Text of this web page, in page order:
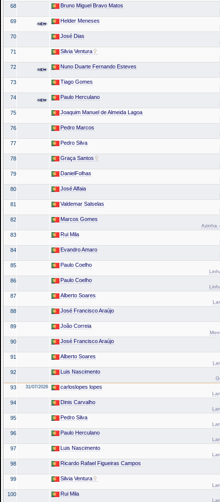
68 Bruno Miguel Bravo Matos
69 Helder Meneses
70 José Dias
71 Silvia Ventura
72 Nuno Duarte Fernando Esteves
73 Tiago Gomes
74 Paulo Herculano
75 Joaquim Manuel de Almeida Lagoa
76 Pedro Marcos
77 Pedro Silva
78 Graça Santos
79 DanielFolhas
80 José Alfaia
81 Valdemar Salselas
82 Marcos Gomes
Azinha
83 Rui Mila
84 Evandro Amaro
85 Paulo Coelho
86 Paulo Coelho
87 Alberto Soares
88 José Francisco Araújo
89 João Correia
90 José Francisco Araújo
91 Alberto Soares
92 Luis Nascimento
93 31/07/2026 carloslopes lopes
94 Dinis Carvalho
95 Pedro Silva
96 Paulo Herculano
97 Luis Nascimento
98 Ricardo Rafael Figueiras Campos
99 Silvia Ventura
100 Rui Mila